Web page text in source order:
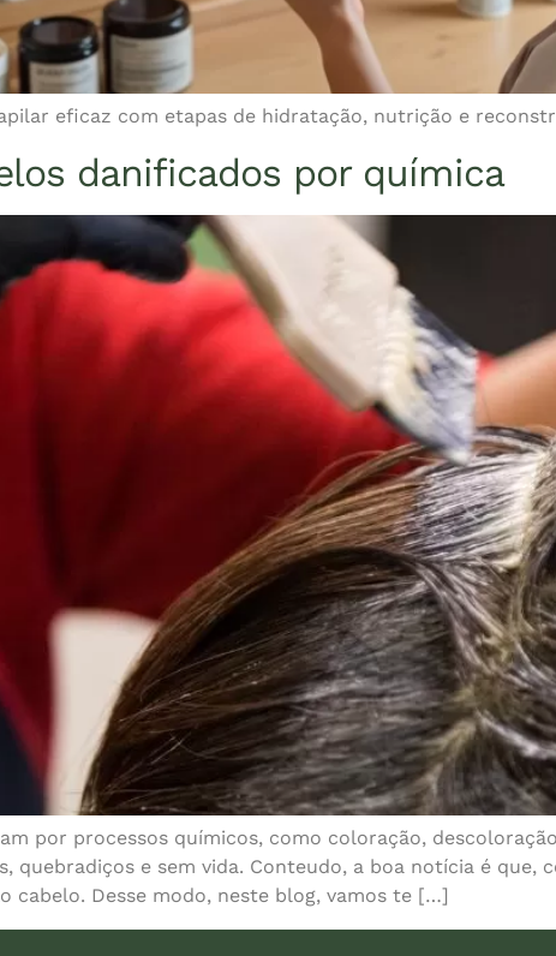
eficaz com etapas de hidratação, nutrição e
danificados por química
por processos químicos, como coloração,
quebradiços e sem vida. Conteudo, a boa notícia é que,
cabelo. Desse modo, neste blog, vamos te […]